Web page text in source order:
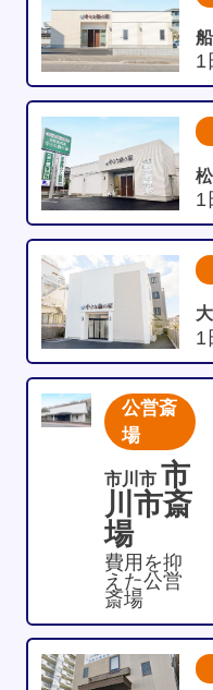
1
1
1
公営斎
場
市川市 市
川市斎
場
費用を抑
えた公営
斎場